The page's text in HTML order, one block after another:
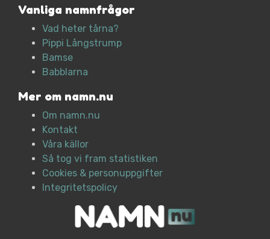
Vanliga namnfrågor
Vad heter tårna?
Pippi Långstrump
Bamse
Babblarna
Mer om namn.nu
Om namn.nu
Kontakt
Våra källor
Så tog vi fram statistiken
Cookies & personuppgifter
Integritetspolicy